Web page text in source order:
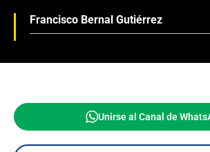
Francisco Bernal Gutiérrez
Unirse al Canal de